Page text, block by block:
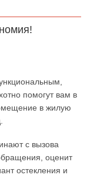
помогут вам в
в жилую
с вызова
оценит
остекления и